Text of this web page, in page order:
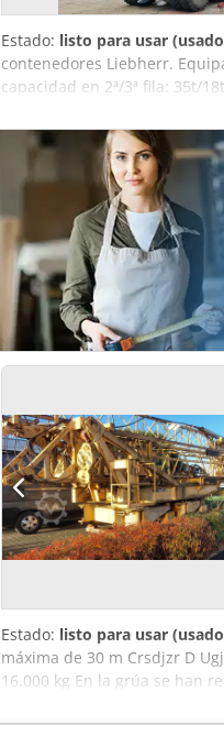
Estado: listo para usar
contenedores Liebherr.
capacidad en 2ª/3ª fila: 35t/
número de cilindros: 6,
16000mm, alcance
radio de giro: aprox. 10m.
aprox. 71t, horas de motor:
Duqxspfx Acfef
Estado: listo para usar
máxima de 30 m Crsdjzr D
16.000 kg En la grúa se han
mangueras, los cables y los
mando a distancia.